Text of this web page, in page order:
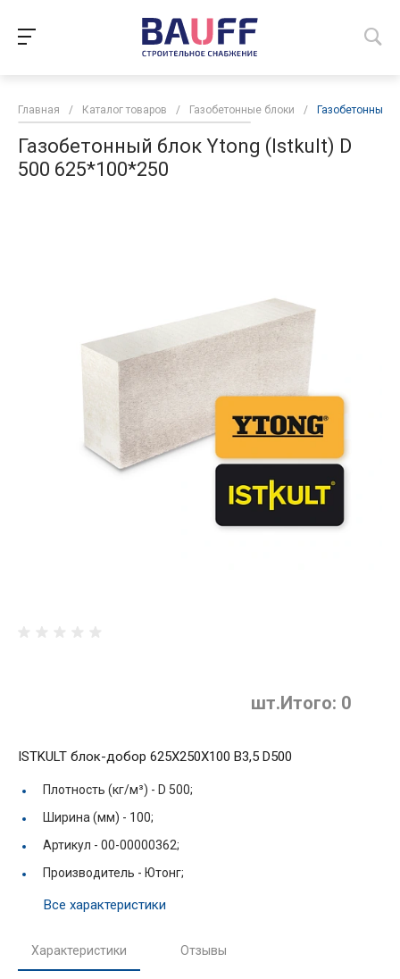
Главная / Каталог товаров / Газобетонные блоки / Газобетонный
Газобетонный блок Ytong (Istkult) D
500 625*100*250
шт.Итого: 0
ISTKULT блок-добор 625X250X100 B3,5 D500
Плотность (кг/м³) - D 500;
Ширина (мм) - 100;
Артикул - 00-00000362;
Производитель - Ютонг;
Все характеристики
Характеристики Отзывы